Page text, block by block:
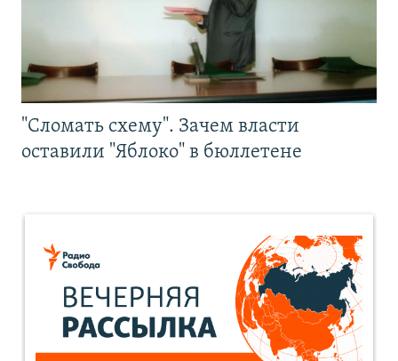
"Сломать схему". Зачем власти
оставили "Яблоко" в бюллетене